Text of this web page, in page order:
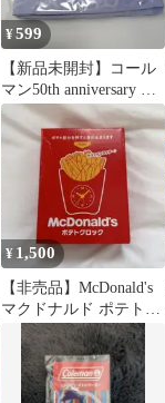
¥599
【新品未開封】コール
マン50th anniversary フ
ェイスタオル 非売品
¥ 1,500
【非売品】McDonald's
マクドナルド ポテトク
ロック 福袋